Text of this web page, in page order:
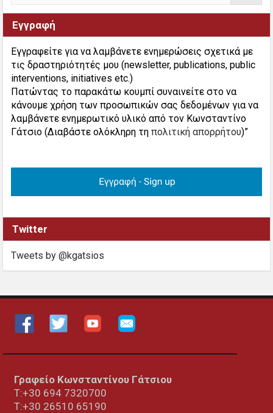
Εγγραφή
Εγγραφείτε για να λαμβάνετε ενημερώσεις σχετικά με
τις δραστηριότητές μου (newsletter, publications, public
interventions, initiatives etc.)
Πατώντας το παρακάτω κουμπί συναινείτε στο να
κάνουμε χρήση των προσωπικών σας δεδομένων για να
λαμβάνετε ενημερωτικό υλικό από τον Κωνσταντίνο
Γάτσιο (Διαβάστε ολόκληρη τηπολιτική απορρήτου)”
Twitter
Tweets by @kgatsios
Γραφείο Κωνσταντίνου Γάτσιου
Τ:+30 694 7320700
T:+30 26510 65190